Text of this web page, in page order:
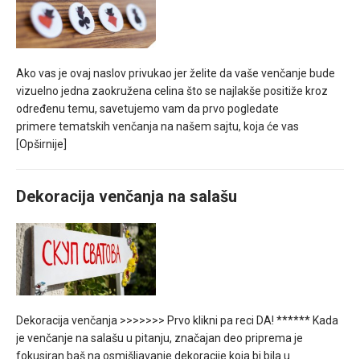
Ako vas je ovaj naslov privukao jer želite da vaše venčanje bude
vizuelno jedna zaokružena celina što se najlakše positiže kroz
određenu temu, savetujemo vam da prvo pogledate
primere tematskih venčanja na našem sajtu, koja će vas
[Opširnije]
Dekoracija venčanja na salašu
Dekoracija venčanja >>>>>>> Prvo klikni pa reci DA! ****** Kada
je venčanje na salašu u pitanju, značajan deo priprema je
fokusiran baš na osmišljavanje dekoracije koja bi bila u